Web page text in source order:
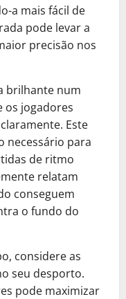
a mais fácil de
pode levar a
precisão nos
brilhante num
os jogadores
Este
necessário para
de ritmo
relatam
conseguem
o fundo do
considere as
seu desporto.
pode maximizar